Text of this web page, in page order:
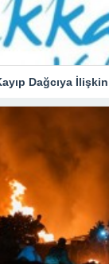
Dağcıya